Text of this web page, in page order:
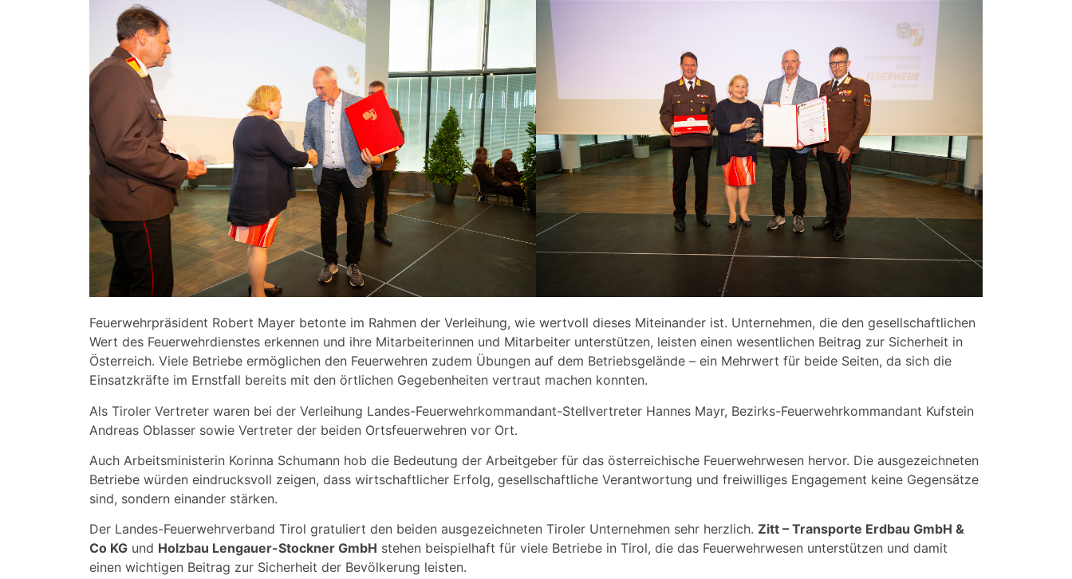
Feuerwehrpräsident Robert Mayer betonte im Rahmen der Verleihung, wie wertvoll dieses Miteinander ist. Unternehmen, die den gesellschaftlichen
Wert des Feuerwehrdienstes erkennen und ihre Mitarbeiterinnen und Mitarbeiter unterstützen, leisten einen wesentlichen Beitrag zur Sicherheit in
Österreich. Viele Betriebe ermöglichen den Feuerwehren zudem Übungen auf dem Betriebsgelände – ein Mehrwert für beide Seiten, da sich die
Einsatzkräfte im Ernstfall bereits mit den örtlichen Gegebenheiten vertraut machen konnten.
Als Tiroler Vertreter waren bei der Verleihung Landes-Feuerwehrkommandant-Stellvertreter Hannes Mayr, Bezirks-Feuerwehrkommandant Kufstein
Andreas Oblasser sowie Vertreter der beiden Ortsfeuerwehren vor Ort.
Auch Arbeitsministerin Korinna Schumann hob die Bedeutung der Arbeitgeber für das österreichische Feuerwehrwesen hervor. Die ausgezeichneten
Betriebe würden eindrucksvoll zeigen, dass wirtschaftlicher Erfolg, gesellschaftliche Verantwortung und freiwilliges Engagement keine Gegensätze
sind, sondern einander stärken.
Der Landes-Feuerwehrverband Tirol gratuliert den beiden ausgezeichneten Tiroler Unternehmen sehr herzlich. Zitt – Transporte Erdbau GmbH &
Co KG und Holzbau Lengauer-Stockner GmbH stehen beispielhaft für viele Betriebe in Tirol, die das Feuerwehrwesen unterstützen und damit
einen wichtigen Beitrag zur Sicherheit der Bevölkerung leisten.